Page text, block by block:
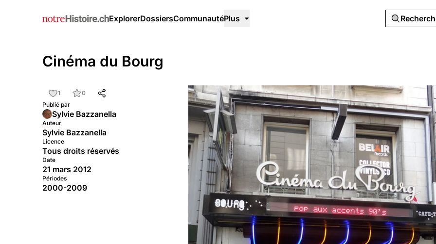
ExplorerDossiersCommunautéPlus
Cinéma du Bourg
1
0
Publié par
Sylvie Bazzanella
Auteur
Sylvie Bazzanella
Licence
Tous droits réservés
Date
21 mars 2012
Périodes
2000-2009